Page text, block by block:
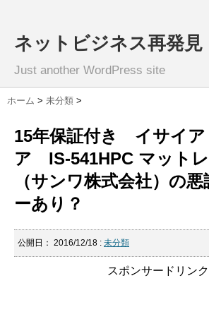
ネットビジネス再発見
Just another WordPress site
ホーム > 未分類 >
15年保証付き イサイ
ア IS-541HPC マット
（サンワ株式会社）の
ーあり？
公開日： 2016/12/18 : 未分類
スポンサードリンク